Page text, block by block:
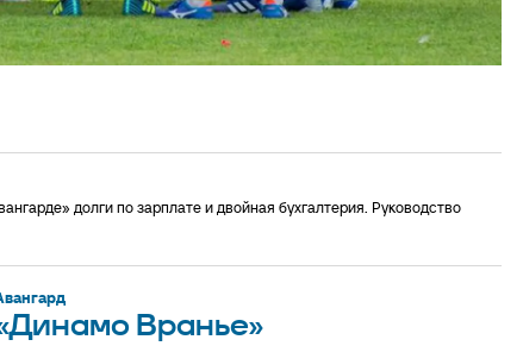
долги по зарплате и двойная бухгалтерия. Руководство
Вранье»